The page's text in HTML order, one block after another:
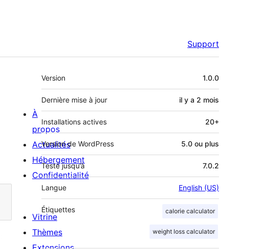
Support
Méta
Version 1.0.0
Dernière mise à jour il y a 2 mois
Installations actives 20+
Version de WordPress 5.0 ou plus
Testé jusqu’à 7.0.2
Langue English (US)
Étiquettes calorie calculator
weight loss calculator
À
propos
Actualités
Hébergement
Confidentialité
Vitrine
Thèmes